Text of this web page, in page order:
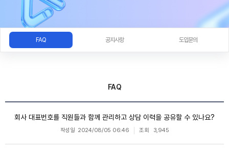
FAQ 공지사항 도입문의
FAQ
회사 대표번호를 직원들과 함께 관리하고 상담 이력을 공유할 수 있나요?
작성일 2024/08/05 06:46 조회 3,945